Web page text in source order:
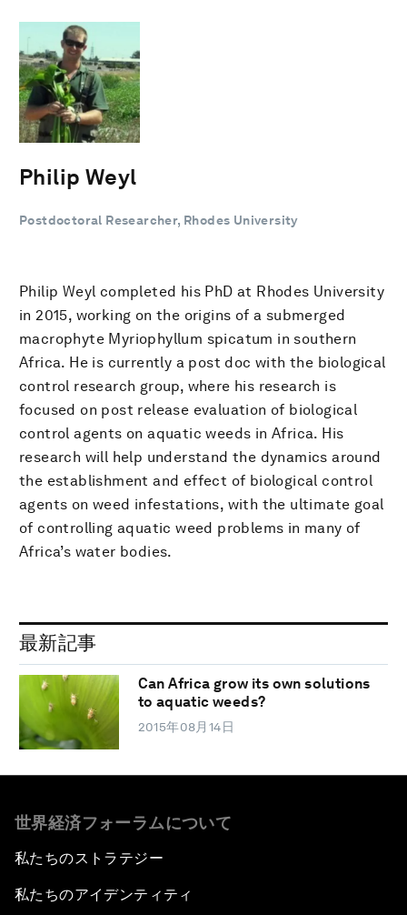
Philip Weyl
Postdoctoral Researcher, Rhodes University
Philip Weyl completed his PhD at Rhodes University
in 2015, working on the origins of a submerged
macrophyte Myriophyllum spicatum in southern
Africa. He is currently a post doc with the biological
control research group, where his research is
focused on post release evaluation of biological
control agents on aquatic weeds in Africa. His
research will help understand the dynamics around
the establishment and effect of biological control
agents on weed infestations, with the ultimate goal
of controlling aquatic weed problems in many of
Africa’s water bodies.
最新記事
Can Africa grow its own solutions
to aquatic weeds?
2015年08月14日
世界経済フォーラムについて
私たちのストラテジー
私たちのアイデンティティ